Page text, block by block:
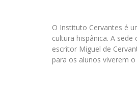
O Instituto Cervantes é
cultura hispânica. A
escritor Miguel de
para os alunos viverem